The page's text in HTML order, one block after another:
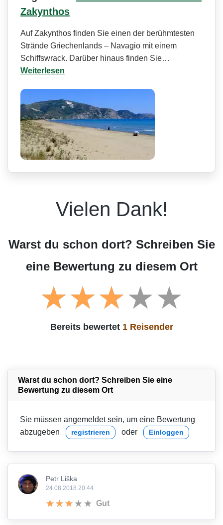
Zakynthos
Auf Zakynthos finden Sie einen der berühmtesten
Strände Griechenlands – Navagio mit einem
Schiffswrack. Darüber hinaus finden Sie…
Weiterlesen
Vielen Dank!
Warst du schon dort? Schreiben Sie
eine Bewertung zu diesem Ort
Bereits bewertet 1 Reisender
Warst du schon dort? Schreiben Sie eine
Bewertung zu diesem Ort
Sie müssen angemeldet sein, um eine Bewertung
abzugeben
registrieren oder Einloggen
Petr Liška
24.08.2018 20:44
Gut